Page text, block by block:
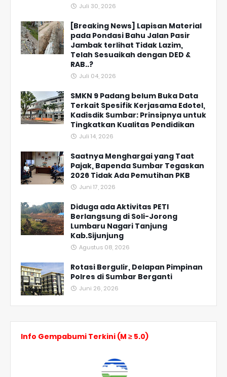
Juli 30, 2026
[Breaking News] Lapisan Material
pada Pondasi Bahu Jalan Pasir
Jambak terlihat Tidak Lazim,
Telah Sesuaikah dengan DED &
RAB..?
Juli 04, 2026
SMKN 9 Padang belum Buka Data
Terkait Spesifik Kerjasama Edotel,
Kadisdik Sumbar: Prinsipnya untuk
Tingkatkan Kualitas Pendidikan
Juli 14, 2026
Saatnya Menghargai yang Taat
Pajak, Bapenda Sumbar Tegaskan
2026 Tidak Ada Pemutihan PKB
Juni 17, 2026
Diduga ada Aktivitas PETI
Berlangsung di Soli-Jorong
Lumbaru Nagari Tanjung
Kab.Sijunjung
Agustus 08, 2026
Rotasi Bergulir, Delapan Pimpinan
Polres di Sumbar Berganti
Juni 26, 2026
Info Gempabumi Terkini (M ≥ 5.0)